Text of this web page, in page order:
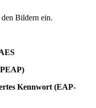
den Bildern ein.
Kennwort (EAP-